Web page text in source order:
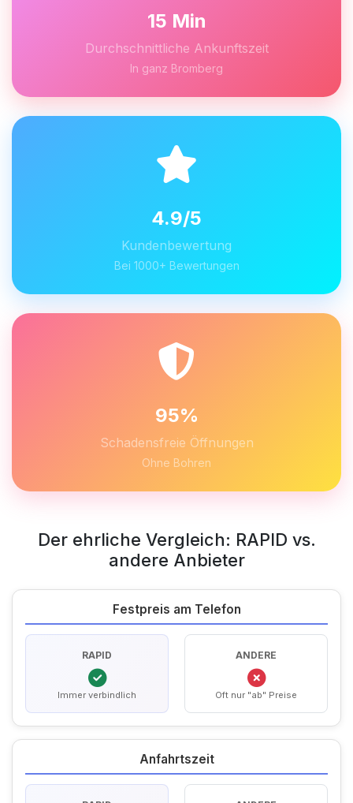
15 Min
Durchschnittliche Ankunftszeit
In ganz Bromberg
4.9/5
Kundenbewertung
Bei 1000+ Bewertungen
95%
Schadensfreie Öffnungen
Ohne Bohren
Der ehrliche Vergleich: RAPID vs.
andere Anbieter
Festpreis am Telefon
RAPID
Immer verbindlich
ANDERE
Oft nur "ab" Preise
Anfahrtszeit